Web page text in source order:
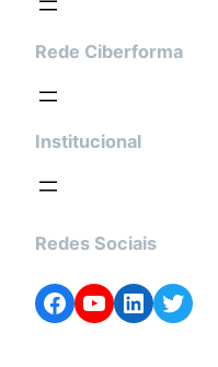
Rede Ciberforma
Institucional
Redes Sociais
Facebook YouTube LinkedIn Twitter